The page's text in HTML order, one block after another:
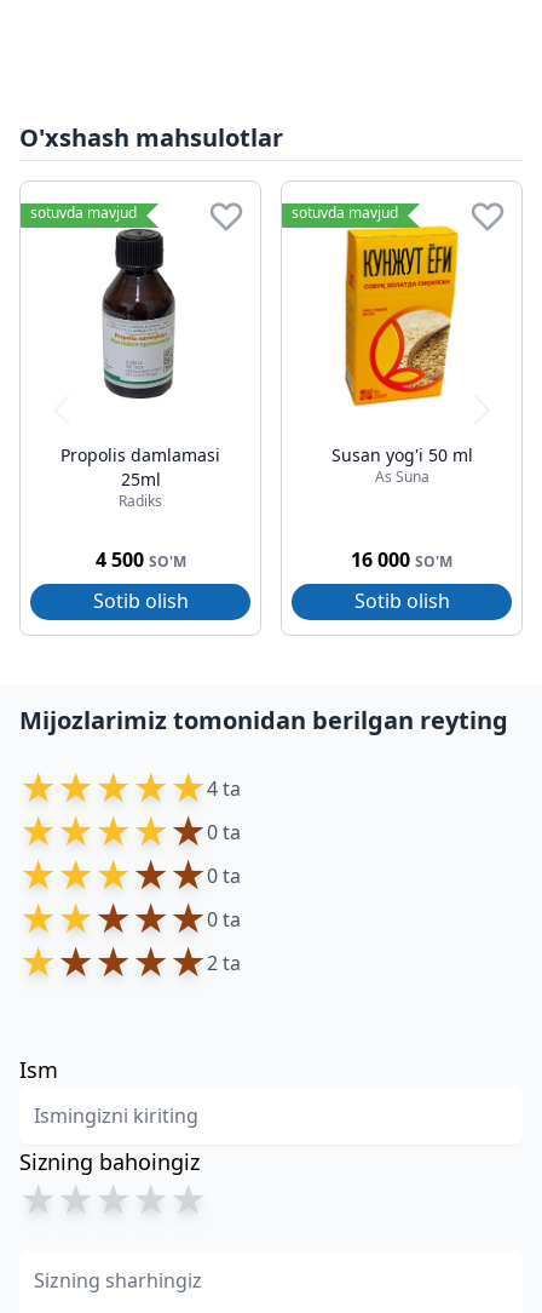
O'xshash mahsulotlar
sotuvda mavjud
Propolis damlamasi
25ml
Radiks
4 500 SO'M
Sotib olish
sotuvda mavjud
Susan yog'i 50 ml
As Suna
16 000 SO'M
Sotib olish
Mijozlarimiz tomonidan berilgan reyting
★★★★★4 ta
★★★★★0 ta
★★★★★0 ta
★★★★★0 ta
★★★★★2 ta
Ism
Sizning bahoingiz
★★★★★